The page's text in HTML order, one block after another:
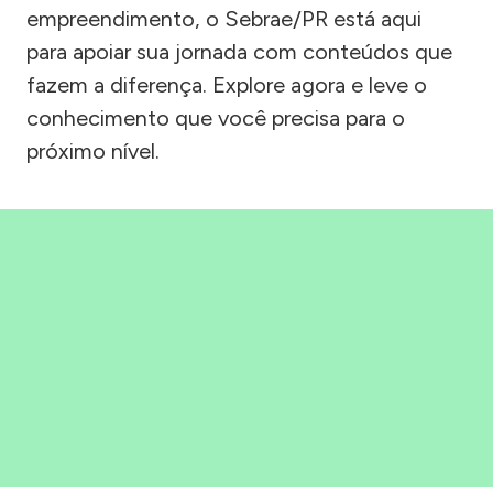
empreendimento, o Sebrae/PR está aqui
para apoiar sua jornada com conteúdos que
fazem a diferença. Explore agora e leve o
conhecimento que você precisa para o
próximo nível.